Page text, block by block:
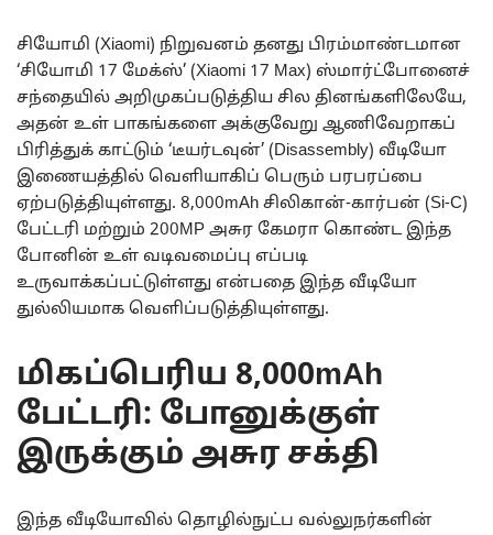
சியோமி (Xiaomi) நிறுவனம் தனது பிரம்மாண்டமான
‘சியோமி 17 மேக்ஸ்’ (Xiaomi 17 Max) ஸ்மார்ட்போனைச்
சந்தையில் அறிமுகப்படுத்திய சில தினங்களிலேயே,
அதன் உள் பாகங்களை அக்குவேறு ஆணிவேறாகப்
பிரித்துக் காட்டும் ‘டீயர்டவுன்’ (Disassembly) வீடியோ
இணையத்தில் வெளியாகிப் பெரும் பரபரப்பை
ஏற்படுத்தியுள்ளது. 8,000mAh சிலிகான்-கார்பன் (Si-C)
பேட்டரி மற்றும் 200MP அசுர கேமரா கொண்ட இந்த
போனின் உள் வடிவமைப்பு எப்படி
உருவாக்கப்பட்டுள்ளது என்பதை இந்த வீடியோ
துல்லியமாக வெளிப்படுத்தியுள்ளது.
மிகப்பெரிய 8,000mAh
பேட்டரி: போனுக்குள்
இருக்கும் அசுர சக்தி
இந்த வீடியோவில் தொழில்நுட்ப வல்லுநர்களின்